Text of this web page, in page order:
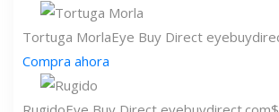
Tortuga MorlaEye Buy Direct
Compra ahora